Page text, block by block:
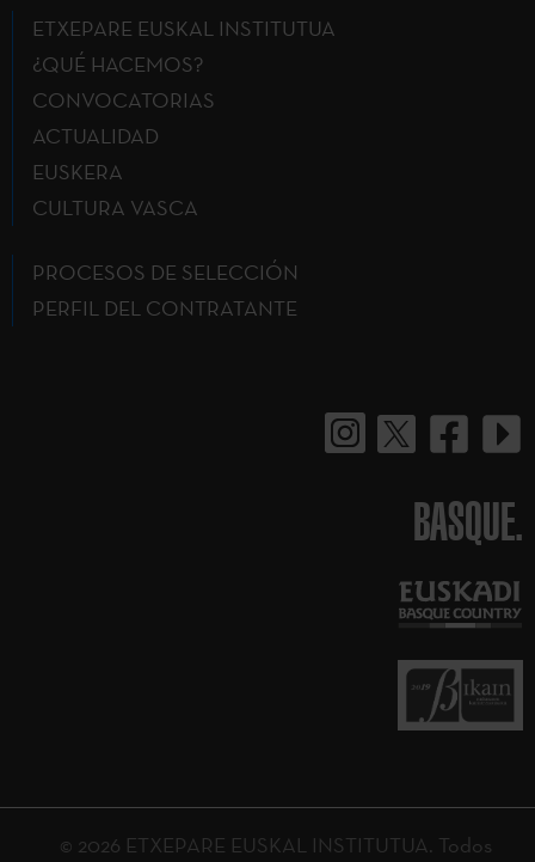
ETXEPARE EUSKAL INSTITUTUA
¿QUÉ HACEMOS?
CONVOCATORIAS
ACTUALIDAD
EUSKERA
CULTURA VASCA
PROCESOS DE SELECCIÓN
PERFIL DEL CONTRATANTE
BASQUE.
© 2026 ETXEPARE EUSKAL INSTITUTUA. Todos